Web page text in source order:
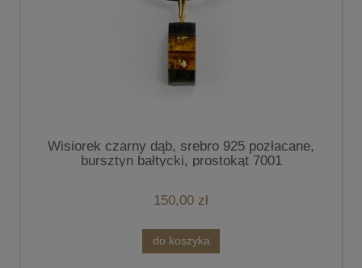
Wisiorek czarny dąb, srebro 925 pozłacane,
bursztyn bałtycki, prostokąt 7001
150,00 zł
do koszyka